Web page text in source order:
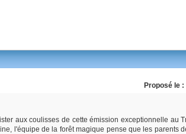
Proposé le :
aux coulisses de cette émission exceptionnelle au
l'équipe de la forêt magique pense que les parents